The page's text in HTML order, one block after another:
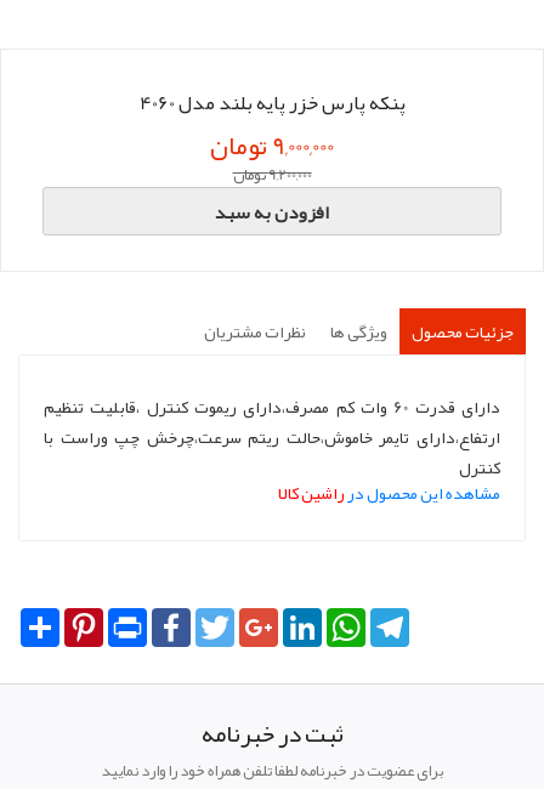
پنکه پارس خزر پایه بلند مدل 4060
9,000,000 تومان
9,200,000 تومان
افزودن به سبد
جزئیات محصول ویژگی ها نظرات مشتریان
دارای قدرت 60 وات کم مصرف،دارای ریموت کنترل ،قابلیت تنظیم
ارتفاع،دارای تایمر خاموش،حالت ریتم سرعت،چرخش چپ وراست با
کنترل
مشاهده این محصول درراشین کالا
Share PinterestPrint FacebookTwitterGoogle+LinkedInWhatsApp
ثبت در خبرنامه
برای عضویت در خبرنامه لطفا تلفن همراه خود را وارد نمایید